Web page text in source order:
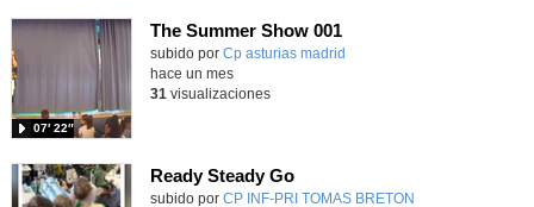
The Summer Show 001
Contenido educativo.
subido por Cp asturias madrid
07′ 22″
hace un mes
31 visualizaciones
Ready Steady Go
Contenido educativo.
subido por CP INF-PRI TOMAS BRETON